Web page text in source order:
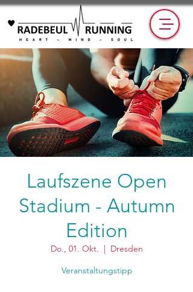
Laufszene Open
Stadium - Autumn
Edition
Do., 01. Okt.
  |
Dresden
Veranstaltungstipp